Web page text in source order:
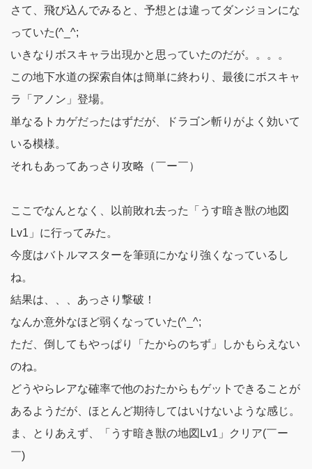
さて、飛び込んでみると、予想とは違ってダンジョンにな
っていた(^_^;
いきなりボスキャラ出現かと思っていたのだが。。。。
この地下水道の探索自体は簡単に終わり、最後にボスキャ
ラ「アノン」登場。
単なるトカゲだったはずだが、ドラゴン斬りがよく効いて
いる模様。
それもあってあっさり攻略（￣ー￣）
ここでなんとなく、以前敗れ去った「うす暗き獣の地図
Lv1」に行ってみた。
今度はバトルマスターを筆頭にかなり強くなっているし
ね。
結果は、、、あっさり撃破！
なんか意外なほど弱くなっていた(^_^;
ただ、倒してもやっぱり「たからのちず」しかもらえない
のね。
どうやらレアな確率で他のおたからもゲットできることが
あるようだが、ほとんど期待してはいけないような感じ。
ま、とりあえず、
「うす暗き獣の地図Lv1」クリア(￣ー
￣)